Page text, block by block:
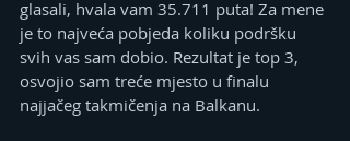
glasali, hvala vam 35.711 puta! Za mene
je to najveća pobjeda koliku podršku
svih vas sam dobio. Rezultat je top 3,
osvojio sam treće mjesto u finalu
najjačeg takmičenja na Balkanu.